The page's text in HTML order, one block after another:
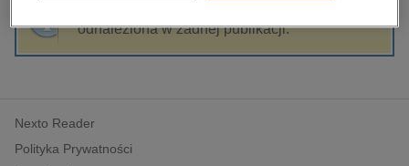
hobby, sport, rozrywka
komputery, internet, technologie, informatyka
polityka, społeczno-informacyjne
psychologiczne
odnaleziona w żadnej publikacji.
Nexto Reader
Polityka Prywatności